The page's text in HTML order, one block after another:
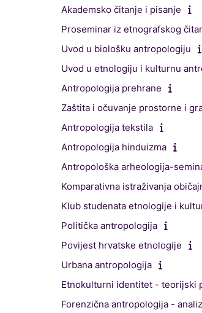
Akademsko čitanje i pisanje
Proseminar iz etnografskog
Uvod u biološku antropologiju
Uvod u etnologiju i kulturnu
Antropologija prehrane
Zaštita i očuvanje prostorne i
Antropologija tekstila
Antropologija hinduizma
Antropološka arheologija-
Komparativna istraživanja
Klub studenata etnologije i
Politička antropologija
Povijest hrvatske etnologije
Urbana antropologija
Etnokulturni identitet - teorijski
Forenzična antropologija -